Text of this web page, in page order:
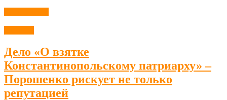
Дело «О взятке
Константинопольскому патриарху» –
Порошенко рискует не только
репутацией